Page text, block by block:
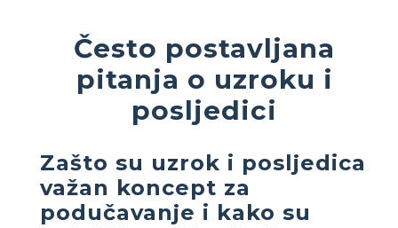
Često postavljana
pitanja o uzroku i
posljedici
Zašto su uzrok i posljedica
važan koncept za
podučavanje i kako su